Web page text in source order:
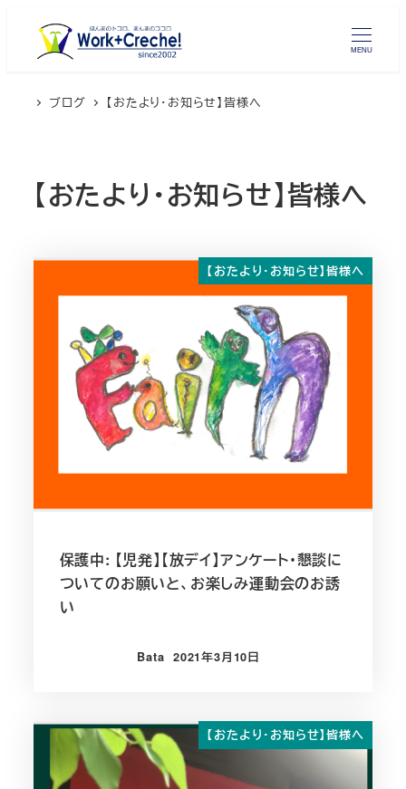
MENU
ブログ 【おたより・お知らせ】皆様へ
【おたより・お知らせ】皆様へ
【おたより・お知らせ】皆様へ
保護中: 【児発】【放デイ】アンケート・懇談に
ついてのお願いと、お楽しみ運動会のお誘
い
Bata 投稿日
2021年3月10日
【おたより・お知らせ】皆様へ